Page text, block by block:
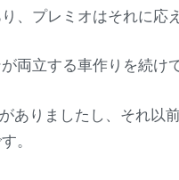
、プレミオはそれに応
両立する車作りを続け
ありましたし、それ以
。